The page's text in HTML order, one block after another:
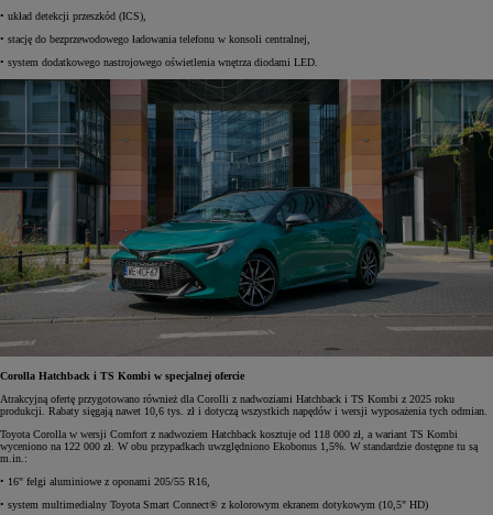
• układ detekcji przeszkód (ICS),
• stację do bezprzewodowego ładowania telefonu w konsoli centralnej,
• system dodatkowego nastrojowego oświetlenia wnętrza diodami LED.
Corolla Hatchback i TS Kombi w specjalnej ofercie
Atrakcyjną ofertę przygotowano również dla Corolli z nadwoziami Hatchback i TS Kombi z 2025 roku
produkcji. Rabaty sięgają nawet 10,6 tys. zł i dotyczą wszystkich napędów i wersji wyposażenia tych odmian.
Toyota Corolla w wersji Comfort z nadwoziem Hatchback kosztuje od 118 000 zł, a wariant TS Kombi
wyceniono na 122 000 zł. W obu przypadkach uwzględniono Ekobonus 1,5%. W standardzie dostępne tu są
m.in.:
• 16" felgi aluminiowe z oponami 205/55 R16,
• system multimedialny Toyota Smart Connect® z kolorowym ekranem dotykowym (10,5" HD)